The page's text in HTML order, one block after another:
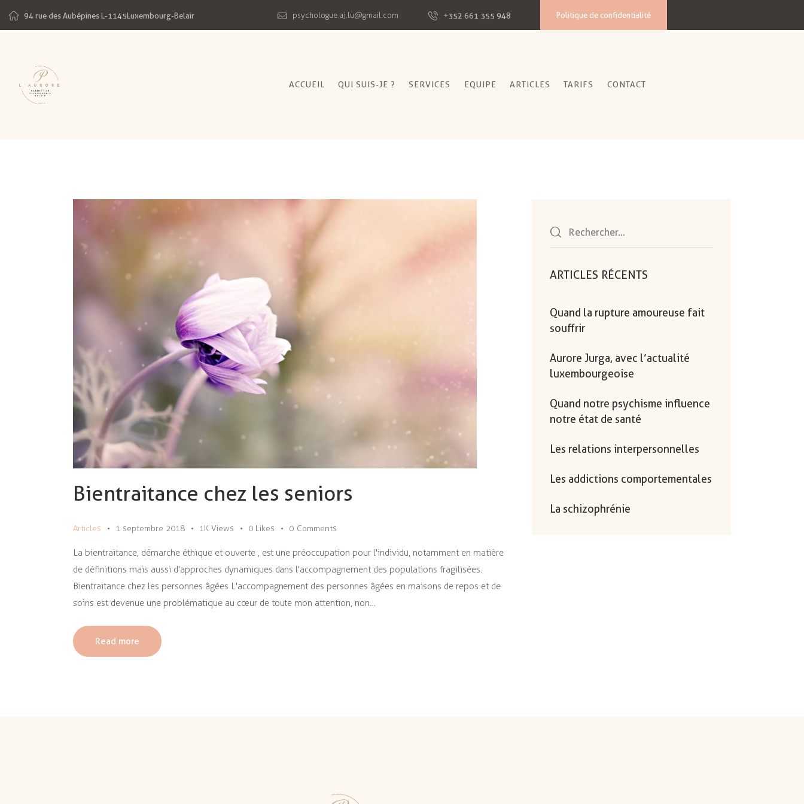
94 rue des Aubépines L-1145Luxembourg-Belair psychologue.aj.lu@gmail.com +352 661 355 948 Politique de confidentialité
ACCUEIL QUI SUIS-JE ? SERVICES EQUIPE ARTICLES TARIFS CONTACT
Bientraitance chez les seniors
Articles 1 septembre 2018 1K Views 0 Likes 0 Comments
La bientraitance, démarche éthique et ouverte , est une préoccupation pour l'individu, notamment en matière
de définitions mais aussi d'approches dynamiques dans l'accompagnement des populations fragilisées.
Bientraitance chez les personnes âgées L'accompagnement des personnes âgées en maisons de repos et de
soins est devenue une problématique au cœur de toute mon attention, non…
Read more
ARTICLES RÉCENTS
Quand la rupture amoureuse fait
souffrir
Aurore Jurga, avec l’actualité
luxembourgeoise
Quand notre psychisme influence
notre état de santé
Les relations interpersonnelles
Les addictions comportementales
La schizophrénie